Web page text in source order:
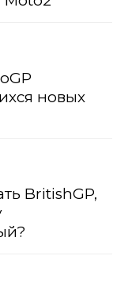
новых
BritishGP,